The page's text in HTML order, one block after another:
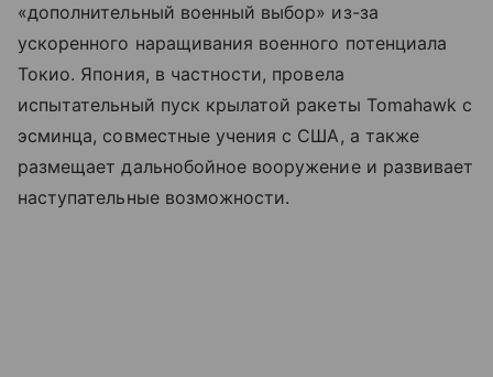
«дополнительный военный выбор» из-за
ускоренного наращивания военного потенциала
Токио. Япония, в частности, провела
испытательный пуск крылатой ракеты Tomahawk с
эсминца, совместные учения с США, а также
размещает дальнобойное вооружение и развивает
наступательные возможности.